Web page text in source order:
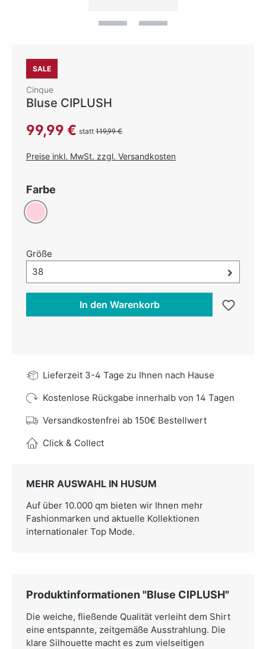
SALE
Cinque
Bluse CIPLUSH
Verkaufspreis:
99,99 € statt 119,99 €
Preise inkl. MwSt. zzgl. Versandkosten
Farbe
Rosa
Größe
Größe-Auswahl öffnen, aktuell ausgewählt:
38
In den Warenkorb
Lieferzeit 3-4 Tage zu Ihnen nach Hause
Kostenlose Rückgabe innerhalb von 14 Tagen
Versandkostenfrei ab 150€ Bestellwert
Click & Collect
MEHR AUSWAHL IN HUSUM
Auf über 10.000 qm bieten wir Ihnen mehr
Fashionmarken und aktuelle Kollektionen
internationaler Top Mode.
Produktinformationen "Bluse CIPLUSH"
Die weiche, fließende Qualität verleiht dem Shirt
eine entspannte, zeitgemäße Ausstrahlung. Die
klare Silhouette macht es zum vielseitigen